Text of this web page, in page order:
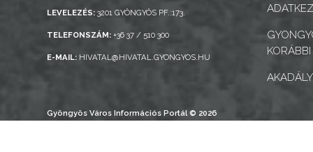
ÖNKORMÁNYZAT
KÉPVISELŐ-
A
LEVELEZÉS: 3201 GYÖNGYÖS PF.:173.
TELEFONSZÁM: +36 37 / 510 300
E-MAIL: HIVATAL@HIVATAL.GYONGYOS.HU
Gyöngyös Város Információs Portál © 2026